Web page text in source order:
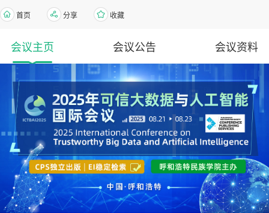
首页 分享 收藏
会议主页 会议公告 会议资料